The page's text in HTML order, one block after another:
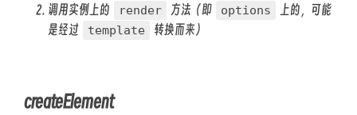
调用实例上的 render 方法（即 options
上的，可能
是经过
template 转换而来）
createElement